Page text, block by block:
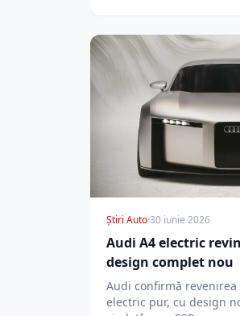
Știri Auto·30 iunie 2026
Audi A4 electric
design complet nou
Audi confirmă revenirea
electric pur, cu design